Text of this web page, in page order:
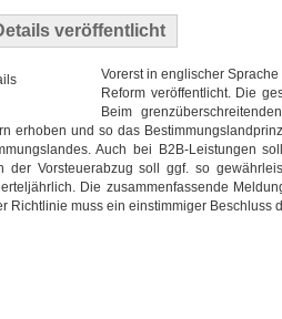
veröffentlicht
Vorerst in englischer
Reform veröffentlicht. Die
Beim
erhoben und so das
Auch bei B2B-Leistungen
der Vorsteuerabzug soll ggf. so
Die zusammenfassende
Richtlinie muss ein einstimmiger Beschluss